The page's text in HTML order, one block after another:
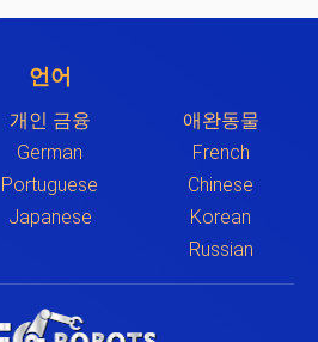
언어
개인 금융
애완동물
German
French
Portuguese
Chinese
Japanese
Korean
Russian